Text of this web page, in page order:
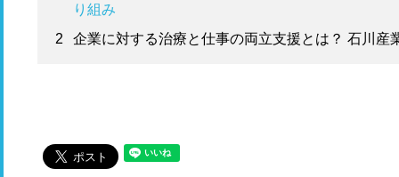
り組み
2
企業に対する治療と仕事の両立支援とは？ 石川産